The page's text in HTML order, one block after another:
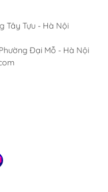
Tây Tựu - Hà Nội
Đại Mỗ - Hà Nội